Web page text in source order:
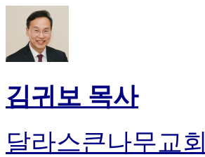
김귀보 목사
달라스큰나무교회